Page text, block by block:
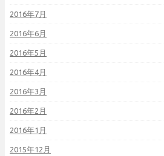
2016年7月
2016年6月
2016年5月
2016年4月
2016年3月
2016年2月
2016年1月
2015年12月